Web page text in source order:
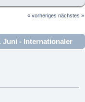
« vorheriges nächstes »
Juni - Internationaler